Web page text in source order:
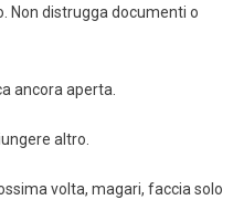
Non distrugga documenti o
ancora aperta.
altro.
volta, magari, faccia solo